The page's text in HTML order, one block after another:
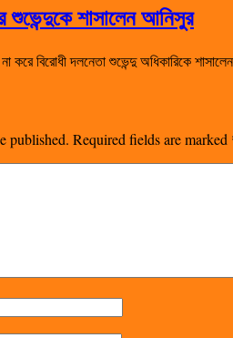
শাসালেন আনিসুর
করে বিরোধী দলনেতা শুভেন্দু অধিকারিকে
published. Required fields are marked